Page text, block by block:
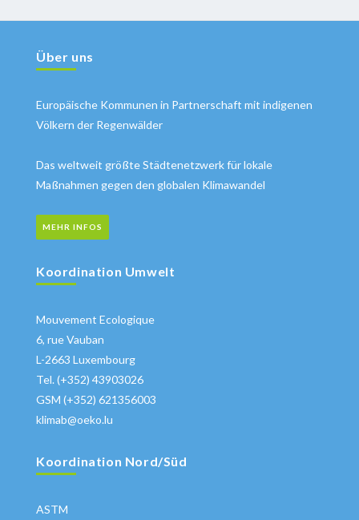
Über uns
Europäische Kommunen in Partnerschaft mit indigenen
Völkern der Regenwälder
Das weltweit größte Städtenetzwerk für lokale
Maßnahmen gegen den globalen Klimawandel
MEHR INFOS
Koordination Umwelt
Mouvement Ecologique
6, rue Vauban
L-2663 Luxembourg
Tel. (+352) 43903026
GSM (+352) 621356003
klimab@oeko.lu
Koordination Nord/Süd
ASTM